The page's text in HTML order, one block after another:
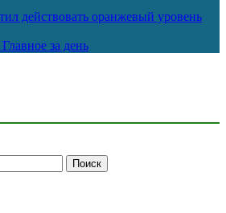
действовать оранжевый уровень
за день